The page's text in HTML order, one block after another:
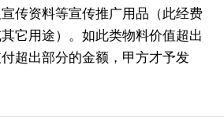
传资料等宣传推广用品（此经费
它用途）。如此类物料价值超出
超出部分的金额，甲方才予发